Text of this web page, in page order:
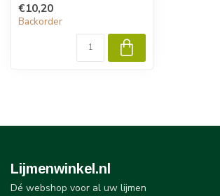
€10,20
Backorder
Lijmenwinkel.nl
Dé webshop voor al uw lijmen